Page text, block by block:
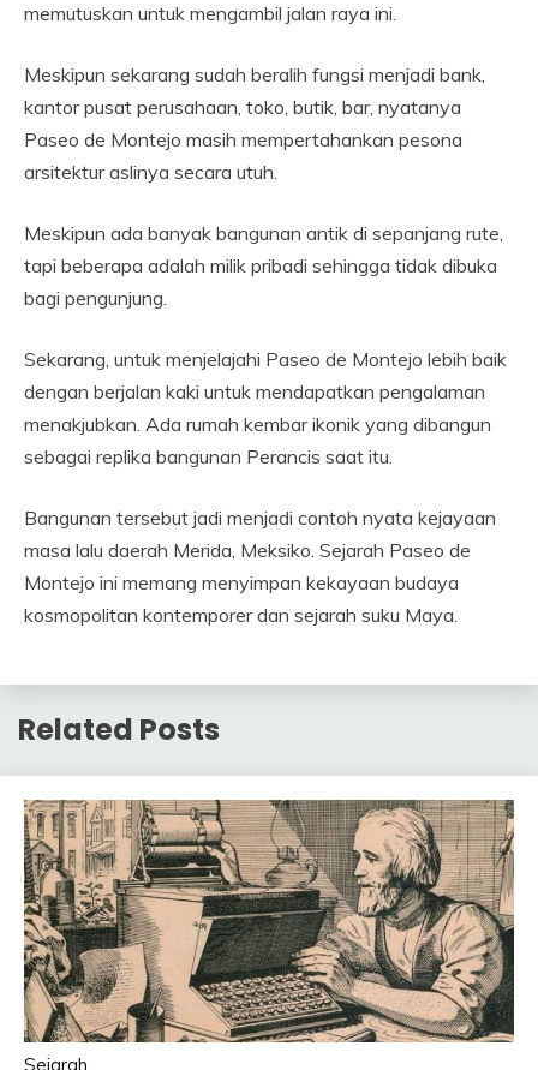
memutuskan untuk mengambil jalan raya ini.
Meskipun sekarang sudah beralih fungsi menjadi bank,
kantor pusat perusahaan, toko, butik, bar, nyatanya
Paseo de Montejo masih mempertahankan pesona
arsitektur aslinya secara utuh.
Meskipun ada banyak bangunan antik di sepanjang rute,
tapi beberapa adalah milik pribadi sehingga tidak dibuka
bagi pengunjung.
Sekarang, untuk menjelajahi Paseo de Montejo lebih baik
dengan berjalan kaki untuk mendapatkan pengalaman
menakjubkan. Ada rumah kembar ikonik yang dibangun
sebagai replika bangunan Perancis saat itu.
Bangunan tersebut jadi menjadi contoh nyata kejayaan
masa lalu daerah Merida, Meksiko. Sejarah Paseo de
Montejo ini memang menyimpan kekayaan budaya
kosmopolitan kontemporer dan sejarah suku Maya.
Related Posts
Sejarah